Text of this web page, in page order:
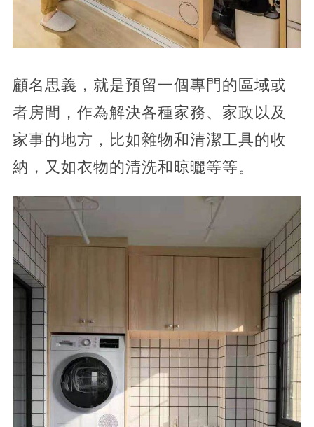
顧名思義，就是預留一個專門的區域或
者房間，作為解決各種家務、家政以及
家事的地方，比如雜物和清潔工具的收
納，又如衣物的清洗和晾曬等等。